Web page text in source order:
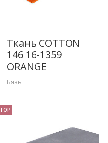
Ткань COTTON
146 16-1359
ORANGE
Бязь
TOP